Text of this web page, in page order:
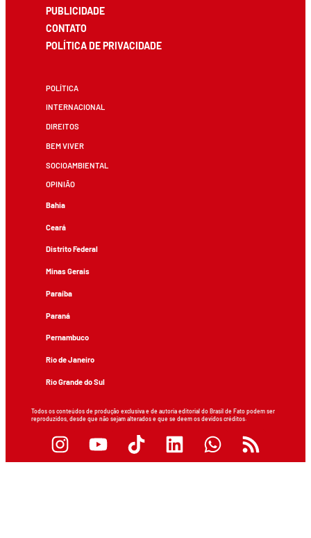
PUBLICIDADE
CONTATO
POLÍTICA DE PRIVACIDADE
POLÍTICA
INTERNACIONAL
DIREITOS
BEM VIVER
SOCIOAMBIENTAL
OPINIÃO
Bahia
Ceará
Distrito Federal
Minas Gerais
Paraíba
Paraná
Pernambuco
Rio de Janeiro
Rio Grande do Sul
Todos os conteúdos de produção exclusiva e de autoria editorial do Brasil de Fato podem ser
reproduzidos, desde que não sejam alterados e que se deem os devidos créditos.